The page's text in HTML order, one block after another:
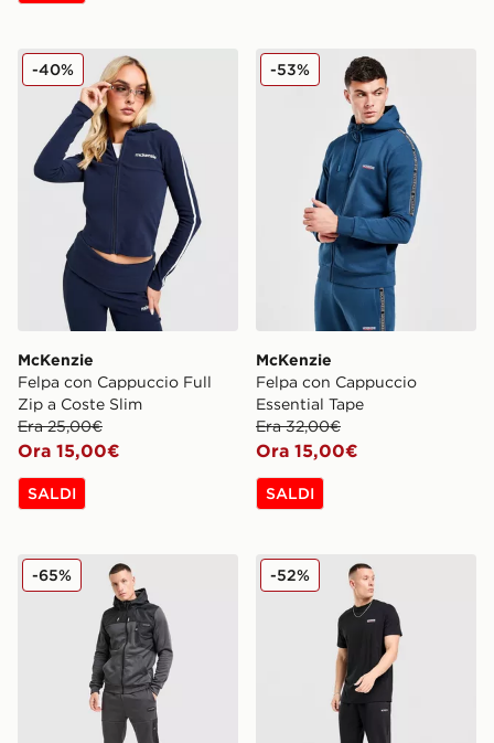
McKenzie Felpa con Cappuccio Full Zip a Coste Slim
McKenzie
Felpa con Cappuccio Full
Zip a Coste Slim
Era 25,00€
Ora 15,00€
-40%
SALDI
McKenzie Felpa con
McKenzie
Felpa con Cappuccio
Essential Tape
Era 32,00€
Ora 15,00€
-53%
SALDI
McKenzie Pantaloni della Tuta Nitro Poly
-65% McKenzie Pantaloni della
-52%